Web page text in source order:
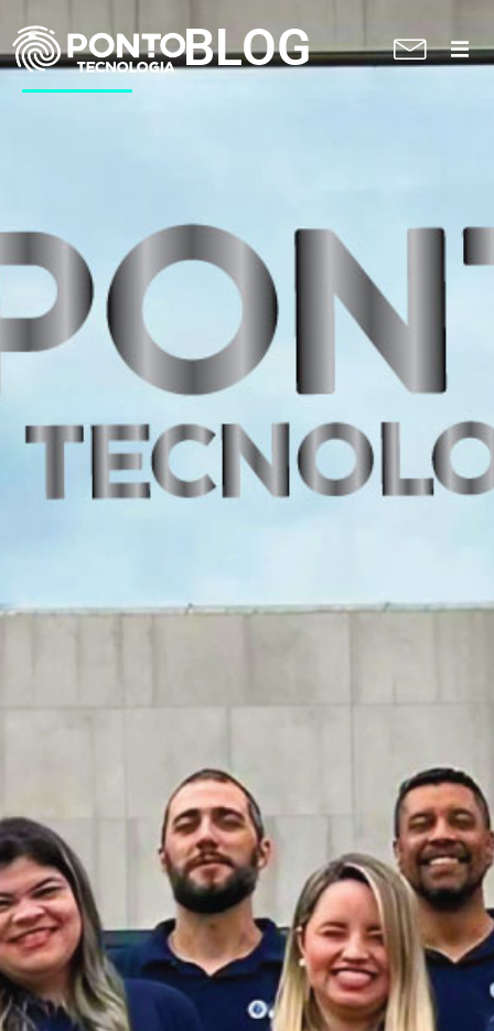
A Ponto
Blog
BLOG